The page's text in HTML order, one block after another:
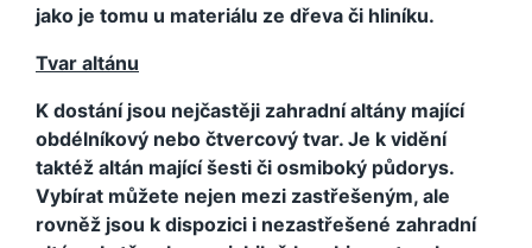
jako je tomu u materiálu ze dřeva či hliníku.
Tvar altánu
K dostání jsou nejčastěji zahradní altány mající
obdélníkový nebo čtvercový tvar. Je k vidění
taktéž altán mající šesti či osmiboký půdorys.
Vybírat můžete nejen mezi zastřešeným, ale
rovněž jsou k dispozici i nezastřešené zahradní